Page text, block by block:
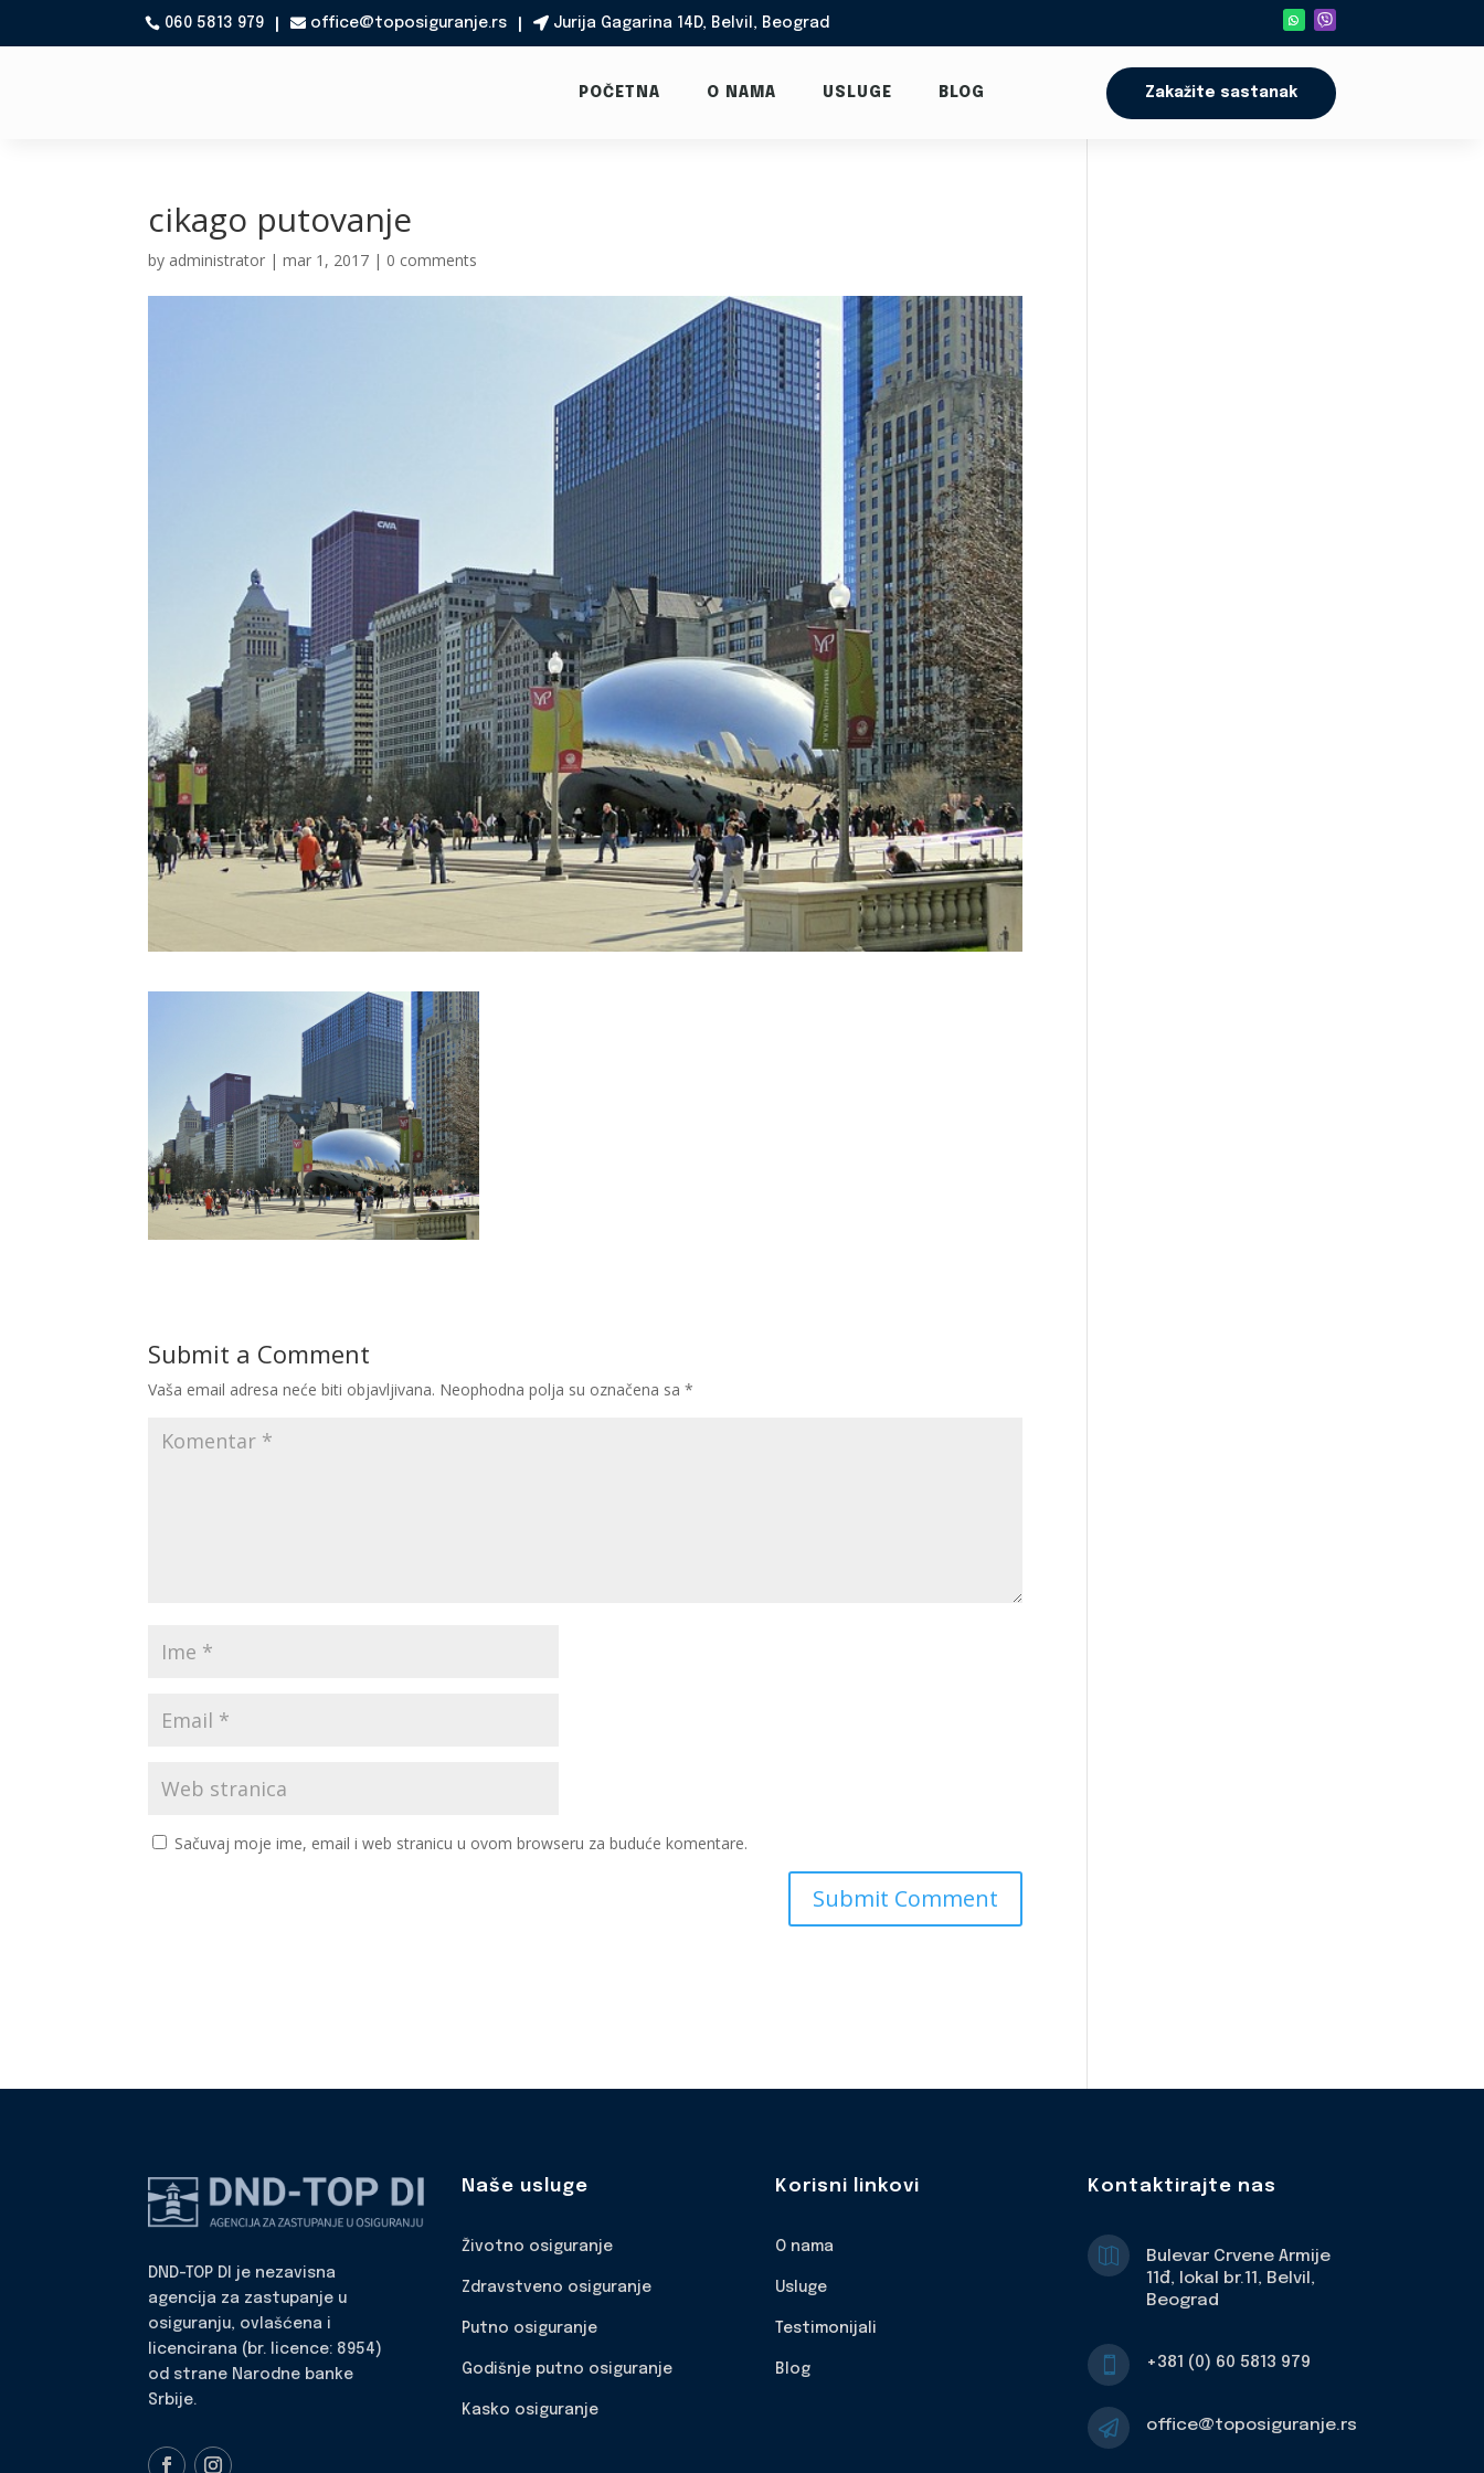
060 5813 979  office@toposiguranje.rs Jurija Gagarina 14D, Belvil, Beograd
POČETNA O NAMA USLUGE BLOG Zakažite sastanak
cikago putovanje
by administrator |mar 1, 2017 | 0 comments
Submit a Comment
Vaša email adresa neće biti objavljivana. Neophodna polja su označena sa*
Sačuvaj moje ime, email i web stranicu u ovom browseru za buduće komentare.
DND-TOP DI je nezavisna
agencija za zastupanje u
osiguranju, ovlašćena i
licencirana (br. licence: 8954)
od strane Narodne banke
Srbije.
Naše usluge
Životno osiguranje
Zdravstveno osiguranje
Putno osiguranje
Godišnje putno osiguranje
Kasko osiguranje
Korisni linkovi
O nama
Usluge
Testimonijali
Blog
Kontaktirajte nas
Bulevar Crvene Armije
11đ, lokal br.11, Belvil,
Beograd
+381 (0) 60 5813 979
 office@toposiguranje.rs